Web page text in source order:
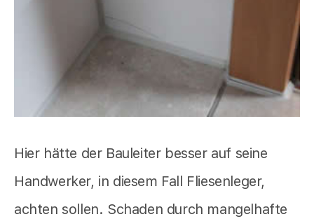
Hier hätte der Bauleiter besser auf seine
Handwerker, in diesem Fall Fliesenleger,
achten sollen. Schaden durch mangelhafte